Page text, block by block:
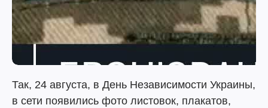
Так, 24 августа, в День Независимости Украины,
в сети появились фото листовок, плакатов,